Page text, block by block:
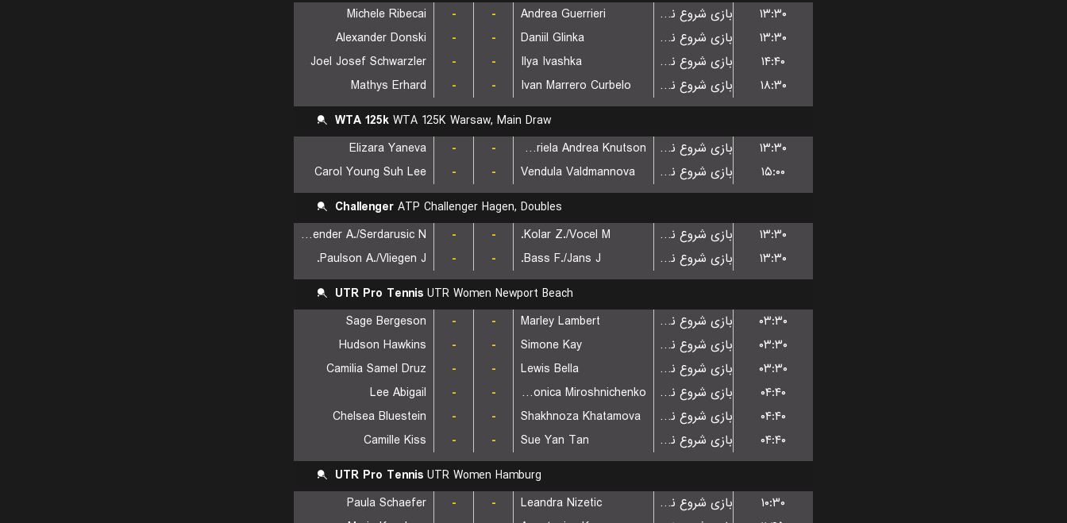
Michele Ribecai
- - Andrea Guerrieri بازی شروع نشده است
۱۳:۳۰
Alexander Donski
- - Daniil Glinka بازی شروع نشده است
۱۳:۳۰
Joel Josef Schwarzler
- - Ilya Ivashka بازی شروع نشده است
۱۴:۴۰
Mathys Erhard
- - Ivan Marrero Curbelo بازی شروع نشده است
۱۸:۳۰
WTA 125k WTA 125K Warsaw, Main Draw
Elizara Yaneva
- - Gabriela Andrea Knutson بازی شروع نشده است
۱۳:۳۰
Carol Young Suh Lee
- - Vendula Valdmannova بازی شروع نشده است
۱۵:۰۰
Challenger ATP Challenger Hagen, Doubles
Kalender A./Serdarusic N.
- - Kolar Z./Vocel M. بازی شروع نشده است
۱۳:۳۰
Paulson A./Vliegen J.
- - Bass F./Jans J. بازی شروع نشده است
۱۳:۳۰
UTR Pro Tennis UTR Women Newport Beach
Sage Bergeson
- - Marley Lambert بازی شروع نشده است
۰۳:۳۰
Hudson Hawkins
- - Simone Kay بازی شروع نشده است
۰۳:۳۰
Camilia Samel Druz
- - Lewis Bella بازی شروع نشده است
۰۳:۳۰
Lee Abigail
- - Veronica Miroshnichenko بازی شروع نشده است
۰۴:۴۰
Chelsea Bluestein
- - Shakhnoza Khatamova بازی شروع نشده است
۰۴:۴۰
Camille Kiss
- - Sue Yan Tan بازی شروع نشده است
۰۴:۴۰
UTR Pro Tennis UTR Women Hamburg
Paula Schaefer
- - Leandra Nizetic بازی شروع نشده است
۱۰:۳۰